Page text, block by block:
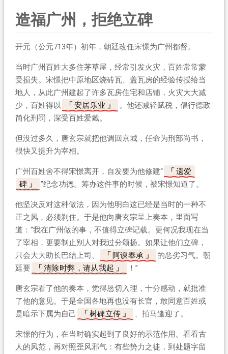
造福广州，拒绝立碑
开元（公元713年）初年，朝廷改任宋憬为广州都督。
当时广州百姓大多住茅草屋，经常引发火灾，百姓常常蒙
受损失。宋憬把中原地区烧砖瓦、盖瓦房的经验传授给当
地人，从此广州建起了许多瓦房住宅和店铺，火灾大大减
少，百姓得以
安居乐业
。他还减轻赋税，倡行德政
简化刑罚，深受百姓爱戴。
但没过多久，唐玄宗就把他调回京城，任命为刑部尚书，
很快又提升为宰相。
广州百姓舍不得宋憬离开，自发要为他修建“
遗爱
碑
”纪念功德。筹办这件事的时候，被宋憬知道了。
他坚决反对这种做法，因为他明白这已经是当时的一种不
正之风，必须刹住。于是他向唐玄宗呈上奏本，里面写
道：“我在广州做的事，不值得立碑记载。更何况我现在当
了宰相，更要制止别人对我过分颂扬。如果让他们立碑，
只会大大助长巴结上司、
阿谀奉承
的恶劣习气。朝
廷要
清除时弊，请从我起 ！”
唐玄宗看了他的奏本，觉得恳切入理，十分感动，就批准
了他的意见。于是全国各地再也没有长官，敢同意百姓或
是暗示下属为自己
树碑立传 、拍马逢迎了。
宋憬的行为，在当时确实起到了良好的示范作用。看看古
人的风范，再对照歪风邪气：有些势力之徒，到处题字留